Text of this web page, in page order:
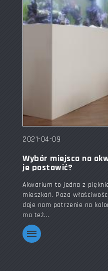
2021-04-09
Wybór miejsca na
je postawić?
Akwarium to jedna z
mieszkań. Poza
daje nam patrzenie na
ma też...